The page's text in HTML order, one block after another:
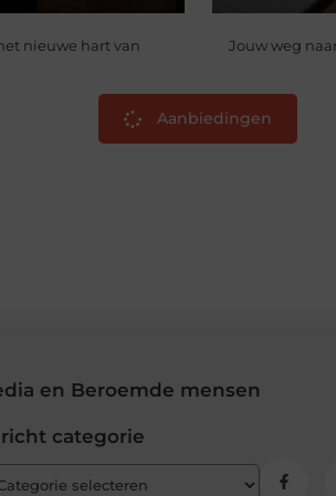
nieuwe hart van
Jouw weg
Aanbiedingen
en Beroemde mensen
categorie